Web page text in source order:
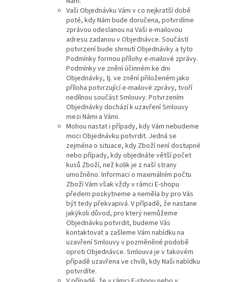
Vaši Objednávku Vám v co nejkratší době
poté, kdy Nám bude doručena, potvrdíme
zprávou odeslanou na Vaši e-mailovou
adresu zadanou v Objednávce. Součástí
potvrzení bude shrnutí Objednávky a tyto
Podmínky formou přílohy e-mailové zprávy.
Podmínky ve znění účinném ke dni
Objednávky, tj. ve znění přiloženém jako
příloha potvrzující e-mailové zprávy, tvoří
nedílnou součást Smlouvy. Potvrzením
Objednávky dochází k uzavření Smlouvy
mezi Námi a Vámi.
Mohou nastat i případy, kdy Vám nebudeme
moci Objednávku potvrdit. Jedná se
zejména o situace, kdy Zboží není dostupné
nebo případy, kdy objednáte větší počet
kusů Zboží, než kolik je z naší strany
umožněno. Informaci o maximálním počtu
Zboží Vám však vždy v rámci E-shopu
předem poskytneme a neměla by pro Vás
být tedy překvapivá. V případě, že nastane
jakýkoli důvod, pro který nemůžeme
Objednávku potvrdit, budeme Vás
kontaktovat a zašleme Vám nabídku na
uzavření Smlouvy v pozměněné podobě
oproti Objednávce. Smlouva je v takovém
případě uzavřena ve chvíli, kdy Naši nabídku
potvrdíte.